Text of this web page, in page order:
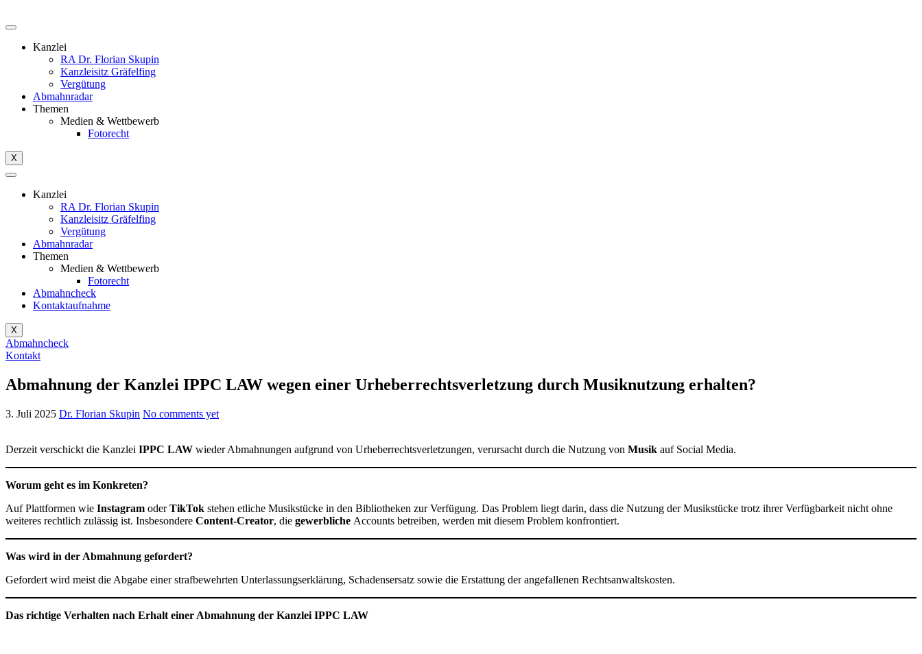
Kanzlei
RA Dr. Florian Skupin
Kanzleisitz Gräfelfing
Vergütung
Abmahnradar
Themen
Medien & Wettbewerb
Fotorecht
X
Kanzlei
RA Dr. Florian Skupin
Kanzleisitz Gräfelfing
Vergütung
Abmahnradar
Themen
Medien & Wettbewerb
Fotorecht
Abmahncheck
Kontaktaufnahme
X
Abmahncheck
Kontakt
Abmahnung der Kanzlei IPPC LAW wegen einer Urheberrechtsverletzung durch Musiknutzung erhalten?
3. Juli 2025 Dr. Florian Skupin No comments yet
Derzeit verschickt die Kanzlei IPPC LAW wieder Abmahnungen aufgrund von Urheberrechtsverletzungen, verursacht durch die Nutzung von Musik auf Social Media.
Worum geht es im Konkreten?
Auf Plattformen wie Instagram oderTikTok stehen etliche Musikstücke in den Bibliotheken zur Verfügung. Das Problem liegt darin, dass die Nutzung der Musikstücke trotz ihrer Verfügbarkeit nicht ohne
weiteres rechtlich zulässig ist. Insbesondere Content-Creator, die gewerbliche Accounts betreiben, werden mit diesem Problem konfrontiert.
Was wird in der Abmahnung gefordert?
Gefordert wird meist die Abgabe einer strafbewehrten Unterlassungserklärung, Schadensersatz sowie die Erstattung der angefallenen Rechtsanwaltskosten.
Das richtige Verhalten nach Erhalt einer Abmahnung der Kanzlei IPPC LAW